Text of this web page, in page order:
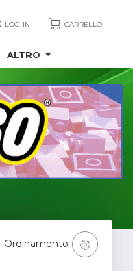
LOG-IN CARRELLO
ALTRO
Ordinamento